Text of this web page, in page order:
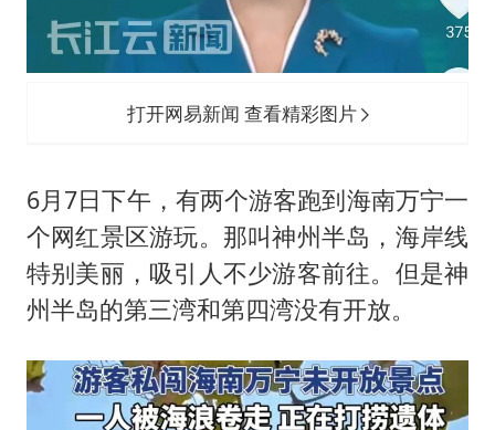
打开网易新闻 查看精彩图片
6月7日下午，有两个游客跑到海南万宁一
个网红景区游玩。那叫神州半岛，海岸线
特别美丽，吸引人不少游客前往。但是神
州半岛的第三湾和第四湾没有开放。